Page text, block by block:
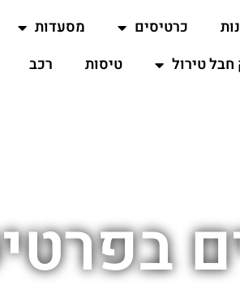
כרטיסים מסעדות
טירול
טיסות רכב